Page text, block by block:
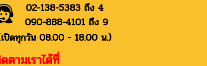
02-138-5383 ถึง 4
090-888-4101 ถึง 9
ปิดทุกวัน 08.00 - 18.00 น.)
ตามเราได้ที่